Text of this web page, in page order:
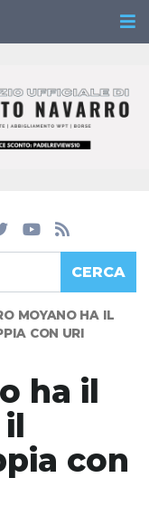
CERCA
MOYANO HA IL
CON URI
ha il
con